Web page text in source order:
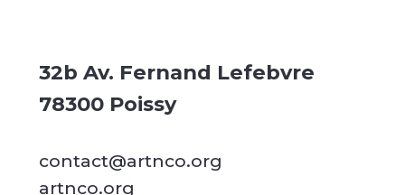
32b Av. Fernand Lefebvre
78300 Poissy
contact@artnco.org
artnco.org